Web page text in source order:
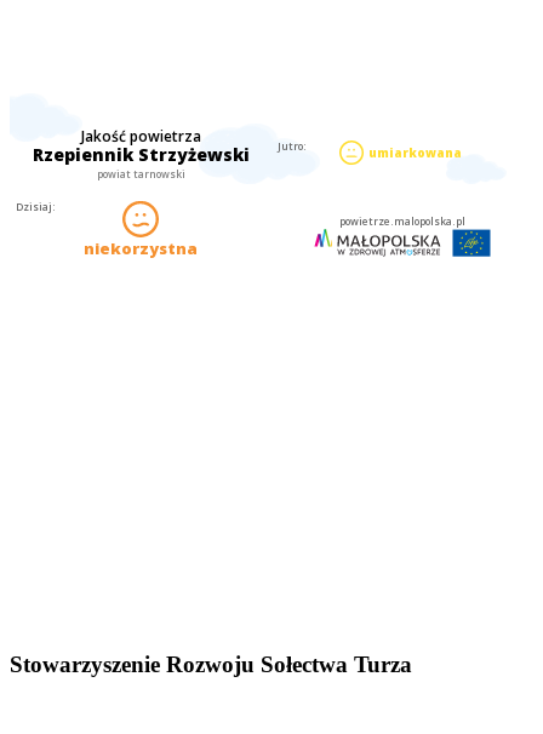
Stowarzyszenie Rozwoju Sołectwa Turza